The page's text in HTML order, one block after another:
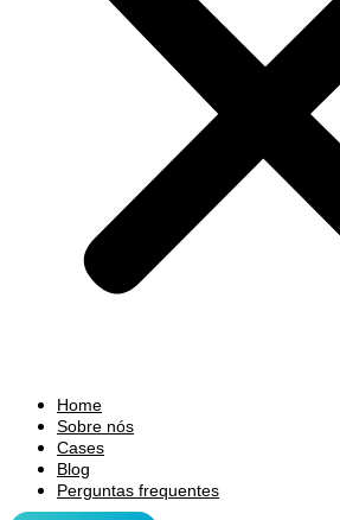
Home
Sobre nós
Cases
Blog
Perguntas frequentes